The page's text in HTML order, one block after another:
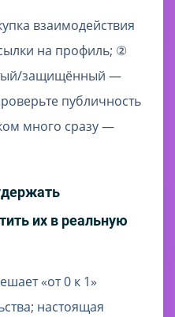
взаимодействия
на профиль; ②
защищённый —
публичность
много сразу —
их в реальную
«от 0 к 1»
настоящая